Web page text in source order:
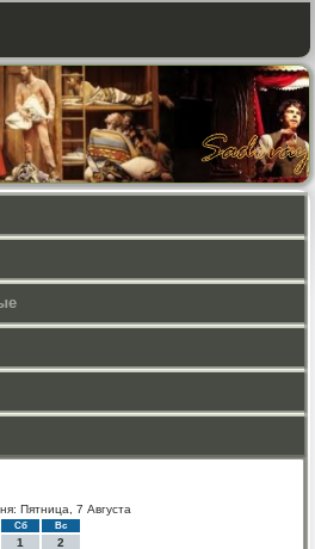
Пятница, 7 Августа
Сб Вс
1
2